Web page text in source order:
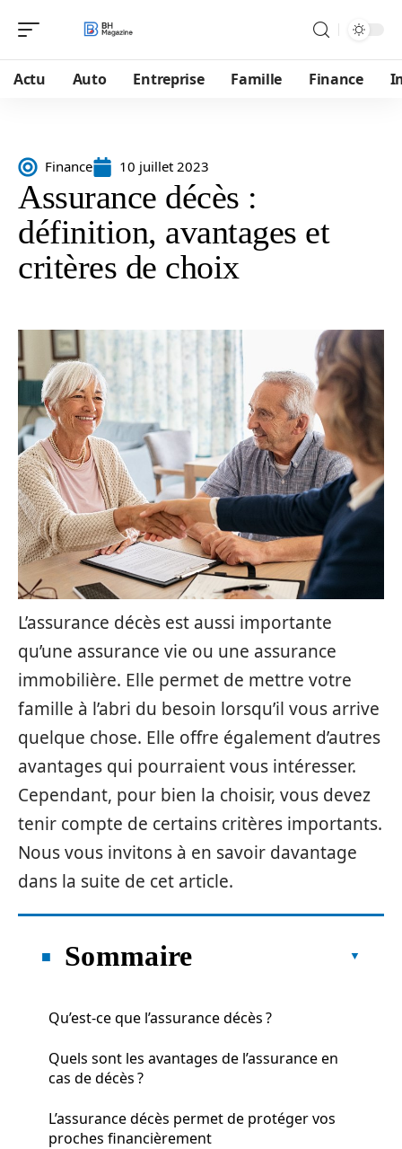
Actu Auto Entreprise Famille Finance
Finance 10 juillet 2023
Assurance décès :
définition, avantages et
critères de choix
L’assurance décès est aussi importante
qu’une assurance vie ou une assurance
immobilière. Elle permet de mettre votre
famille à l’abri du besoin lorsqu’il vous arrive
quelque chose. Elle offre également d’autres
avantages qui pourraient vous intéresser.
Cependant, pour bien la choisir, vous devez
tenir compte de certains critères importants.
Nous vous invitons à en savoir davantage
dans la suite de cet article.
Sommaire
Qu’est-ce que l’assurance décès ?
Quels sont les avantages de l’assurance en
cas de décès ?
L’assurance décès permet de protéger vos
proches financièrement